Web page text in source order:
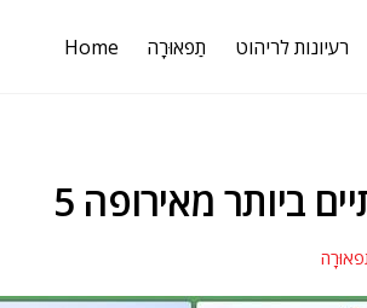
Home תַפאוּרָה רעיונות לריהוט
ביותר מאירופה